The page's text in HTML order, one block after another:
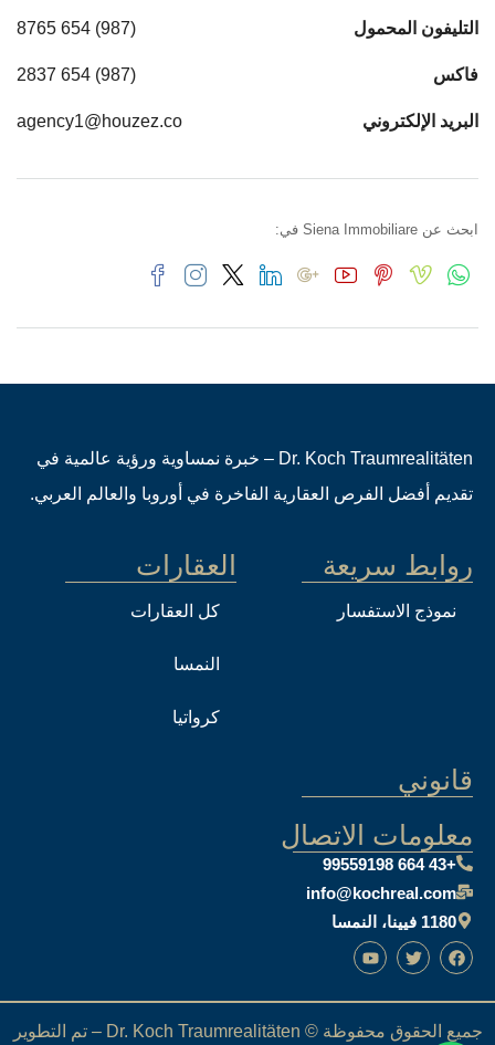
التليفون المحمول (987) 654 8765
فاكس (987) 654 2837
البريد الإلكتروني agency1@houzez.co
ابحث عن Siena Immobiliare في:
Dr. Koch Traumrealitäten – خبرة نمساوية ورؤية عالمية في
تقديم أفضل الفرص العقارية الفاخرة في أوروبا والعالم العربي.
روابط سريعة
نموذج الاستفسار
العقارات
كل العقارات
النمسا
كرواتيا
قانوني
معلومات الاتصال
+43 664 99559198
info@kochreal.com
1180 فيينا، النمسا
جميع الحقوق محفوظة © Dr. Koch Traumrealitäten – تم التطوير